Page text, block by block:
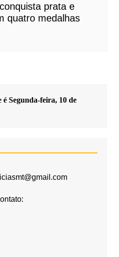
prata e
quatro medalhas
é Segunda-feira, 10 de